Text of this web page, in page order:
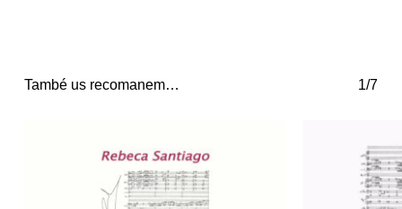
També us recomanem… 1/7